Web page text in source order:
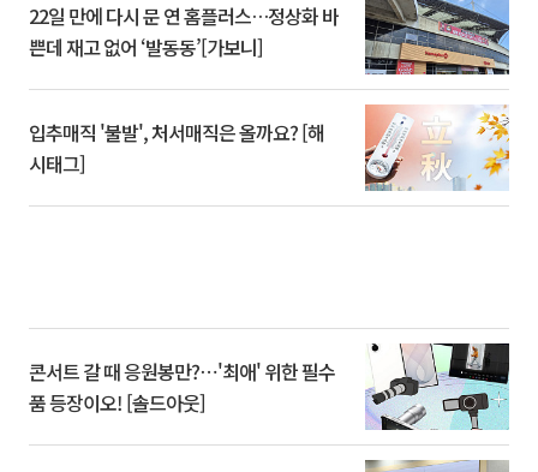
22일 만에 다시 문 연 홈플러스…정상화 바
쁜데 재고 없어 ‘발동동’[가보니]
입추매직 '불발', 처서매직은 올까요? [해
시태그]
콘서트 갈 때 응원봉만?⋯'최애' 위한 필수
품 등장이오! [솔드아웃]